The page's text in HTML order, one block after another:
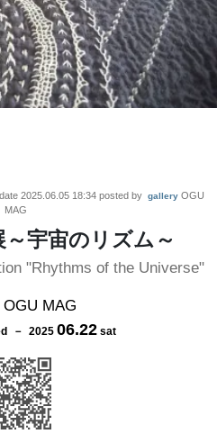
2025.06.05 18:34 posted by gallery OGU
MAG
宇宙のリズム～
"Rhythms of the Universe"
OGU MAG
－ 2025 06.22 sat